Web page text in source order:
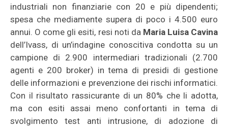
industriali non finanziarie con 20 e più dipendenti;
spesa che mediamente supera di poco i 4.500 euro
annui. O come gli esiti, resi noti da Maria Luisa Cavina
dell’Ivass, di un’indagine conoscitiva condotta su un
campione di 2.900 intermediari tradizionali (2.700
agenti e 200 broker) in tema di presidi di gestione
delle informazioni e prevenzione dei rischi informatici.
Con il risultato rassicurante di un 80% che li adotta,
ma con esiti assai meno confortanti in tema di
svolgimento test anti intrusione, di adozione di